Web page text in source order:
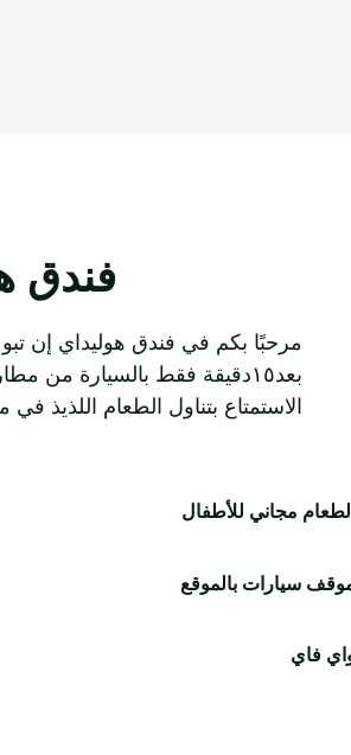
فندق
مرحبًا بكم في فندق هوليداي إن
بعد١٥دقيقة فقط بالسيارة
الاستمتاع بتناول الطعام اللذيذ
الطعام مجاني للأطفال
موقف سيارات بالموقع
واي فاي